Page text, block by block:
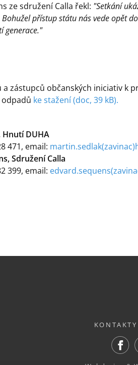
ze sdružení Calla řekl: "Setkání
přístup státu nás vede opět
generace."
a zástupců občanských iniciativ k
ke stažení (doc, 39 kB).
Hnutí DUHA
471, email:
Sdružení Calla
399, email:
KONTAKTY
Facebook